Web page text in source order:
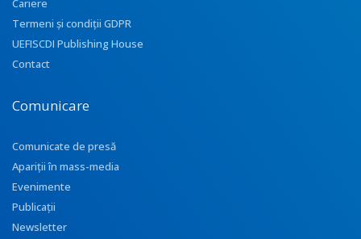
Cariere
Termeni și condiții GDPR
UEFISCDI Publishing House
Contact
Comunicare
Comunicate de presă
Apariţii în mass-media
Evenimente
Publicații
Newsletter